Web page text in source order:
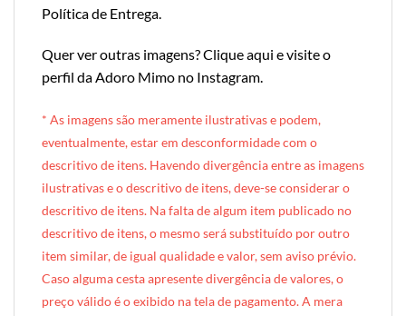
Política de Entrega
Quer ver outras imagens?Clique aqui e visite o
perfil da Adoro Mimo no Instagram.
* As imagens são meramente ilustrativas e podem,
eventualmente, estar em desconformidade com o
descritivo de itens. Havendo divergência entre as imagens
ilustrativas e o descritivo de itens, deve-se considerar o
descritivo de itens. Na falta de algum item publicado no
descritivo de itens, o mesmo será substituído por outro
item similar, de igual qualidade e valor, sem aviso prévio.
Caso alguma cesta apresente divergência de valores, o
preço válido é o exibido na tela de pagamento. A mera